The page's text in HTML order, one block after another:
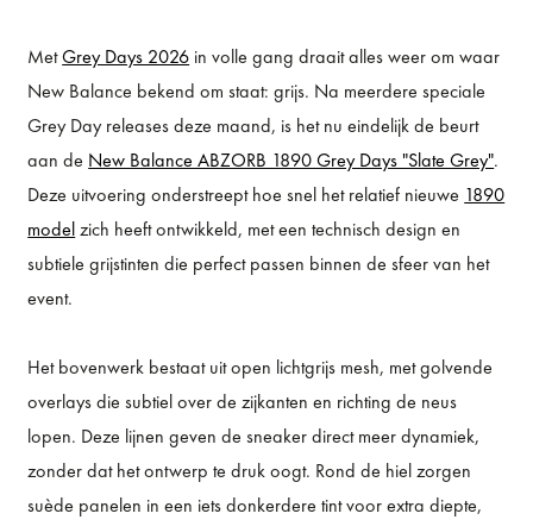
MetGrey Days 2026 in volle gang draait alles weer om waar
New Balance bekend om staat: grijs. Na meerdere speciale
Grey Day releases deze maand, is het nu eindelijk de beurt
aan de New Balance ABZORB 1890 Grey Days "Slate Grey".
Deze uitvoering onderstreept hoe snel het relatief nieuwe 1890
modelzich heeft ontwikkeld, met een technisch design en
subtiele grijstinten die perfect passen binnen de sfeer van het
event.
Het bovenwerk bestaat uit open lichtgrijs mesh, met golvende
overlays die subtiel over de zijkanten en richting de neus
lopen. Deze lijnen geven de sneaker direct meer dynamiek,
zonder dat het ontwerp te druk oogt. Rond de hiel zorgen
suède panelen in een iets donkerdere tint voor extra diepte,